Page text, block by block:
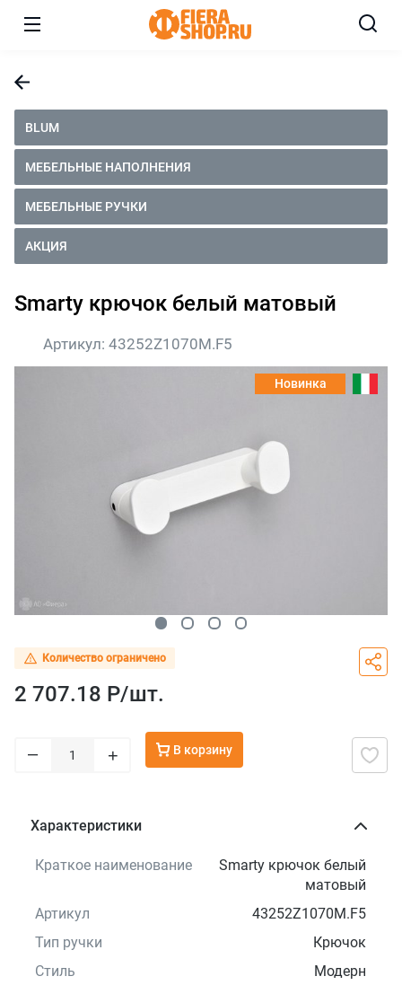
BLUM
МЕБЕЛЬНЫЕ НАПОЛНЕНИЯ
МЕБЕЛЬНЫЕ РУЧКИ
АКЦИЯ
Smarty крючок белый матовый
Артикул: 43252Z1070M.F5
Новинка
Количество ограничено
2 707.18 Р/шт.
– + В корзину
Характеристики
Краткое наименование
Smarty крючок белый
матовый
Артикул
43252Z1070M.F5
Тип ручки
Крючок
Стиль
Модерн